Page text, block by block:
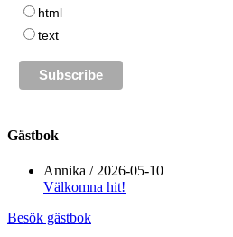
html
text
Gästbok
Annika / 2026-05-10
Välkomna hit!
Besök gästbok